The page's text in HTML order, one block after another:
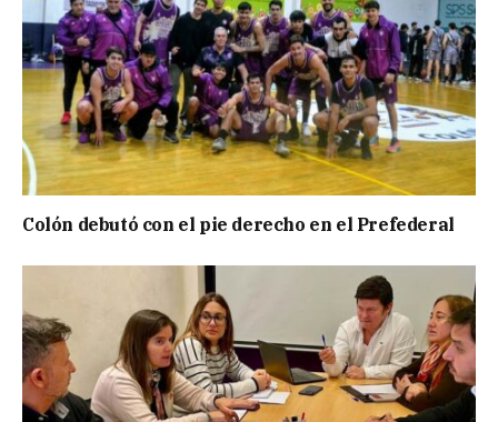
Colón debutó con el pie derecho en el Prefederal